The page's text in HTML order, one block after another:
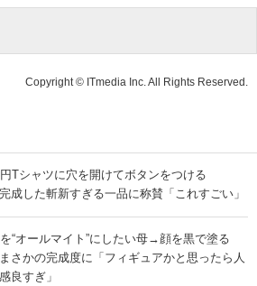
Copyright © ITmedia Inc. All Rights Reserved.
Tシャツに穴を開けてボタンをつける
した斬新すぎる一品に称賛「これすごい」
“オールマイト”にしたい母→顔を黒で塗る
かの完成度に「フィギュアかと思ったら人
良すぎ」